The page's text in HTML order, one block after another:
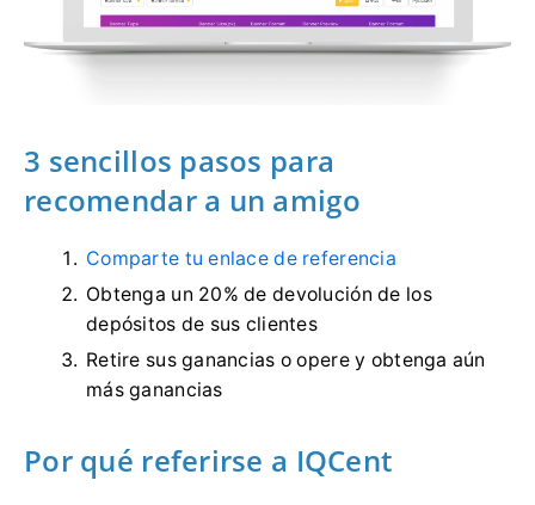
3 sencillos pasos para
recomendar a un amigo
Comparte tu enlace de referencia
Obtenga un 20% de devolución de los
depósitos de sus clientes
Retire sus ganancias o opere y obtenga aún
más ganancias
Por qué referirse a IQCent